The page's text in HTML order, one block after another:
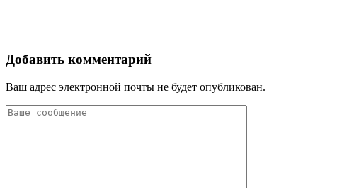
Добавить комментарий
Ваш адрес электронной почты не будет опубликован.